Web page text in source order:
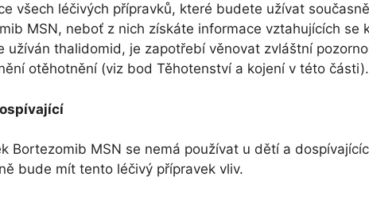
všech léčivých přípravků, které budete užívat
MSN, neboť z nich získáte informace vztahujících se
užíván thalidomid, je zapotřebí věnovat zvláštní
otěhotnění (viz bod Těhotenství a kojení v této části).
Bortezomib MSN se nemá používat u dětí a
bude mít tento léčivý přípravek vliv.